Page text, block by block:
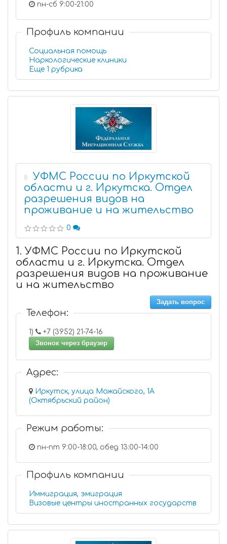
пн-сб 9:00-21:00
Профиль компании
Социальная помощь
Наркологические клиники
Еще 1 рубрика
8
УФМС России по Иркутской
области и г. Иркутска. Отдел
разрешения видов на
проживание и на жительство
0
1. УФМС России по Иркутской
области и г. Иркутска. Отдел
разрешения видов на проживание
и на жительство
Задать вопрос
Телефон:
1)
+7 (3952) 21-74-16
Звонок через браузер
Адрес:
Иркутск, улица Можайского, 1А
(Октябрьский район)
Режим работы:
пн-пт 9:00-18:00, обед 13:00-14:00
Профиль компании
Иммиграция, эмиграция
Визовые центры иностранных государств